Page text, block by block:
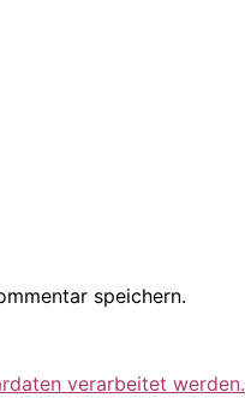
speichern.
verarbeitet werden.